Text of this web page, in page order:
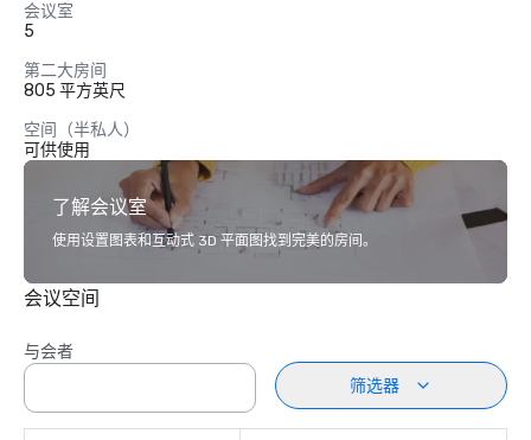
会议室
5
第二大房间
805 平方英尺
空间（半私人）
可供使用
了解会议室
使用设置图表和互动式 3D 平面图找到完美的房间。
会议空间
与会者
筛选器